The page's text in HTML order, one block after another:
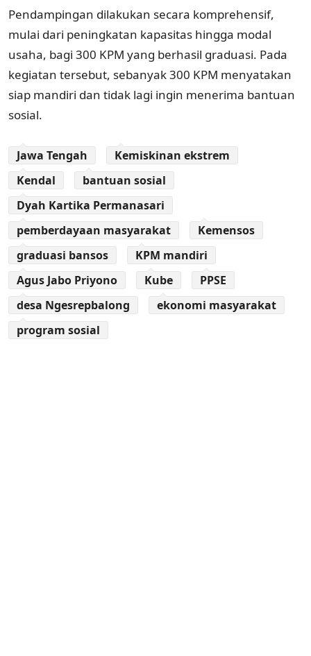
Pendampingan dilakukan secara komprehensif,
mulai dari peningkatan kapasitas hingga modal
usaha, bagi 300 KPM yang berhasil graduasi. Pada
kegiatan tersebut, sebanyak 300 KPM menyatakan
siap mandiri dan tidak lagi ingin menerima bantuan
sosial.
Jawa Tengah
Kemiskinan ekstrem
Kendal
bantuan sosial
Dyah Kartika Permanasari
pemberdayaan masyarakat
Kemensos
graduasi bansos
KPM mandiri
Agus Jabo Priyono
Kube
PPSE
desa Ngesrepbalong
ekonomi masyarakat
program sosial